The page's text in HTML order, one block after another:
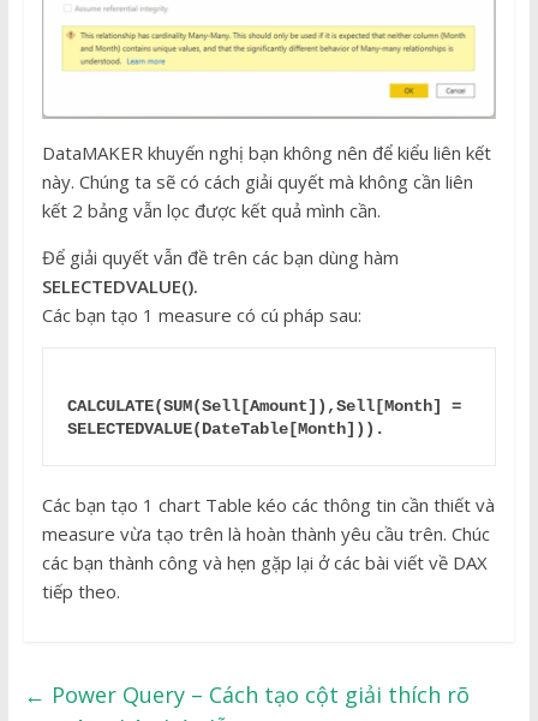
DataMAKER khuyến nghị bạn không nên để kiểu liên kết
này. Chúng ta sẽ có cách giải quyết mà không cần liên
kết 2 bảng vẫn lọc được kết quả mình cần.
Để giải quyết vẫn đề trên các bạn dùng hàm
SELECTEDVALUE().
Các bạn tạo 1 measure có cú pháp sau:
CALCULATE(SUM(Sell[Amount]),Sell[Month] =
SELECTEDVALUE(DateTable[Month])).
Các bạn tạo 1 chart Table kéo các thông tin cần thiết và
measure vừa tạo trên là hoàn thành yêu cầu trên. Chúc
các bạn thành công và hẹn gặp lại ở các bài viết về DAX
tiếp theo.
← Power Query – Cách tạo cột giải thích rõ